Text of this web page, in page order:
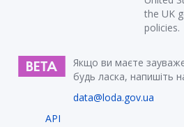
the UK
policies.
Якщо ви маєте
будь ласка, напишіть
data@loda.gov.ua
API